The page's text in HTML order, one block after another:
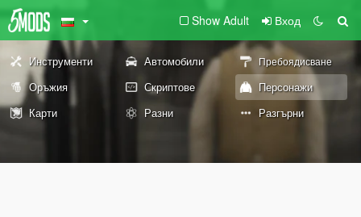
Show Adult Вход
Инструменти Автомобили Пребоядисване
Оръжия Скриптове
Персонажи
Карти
Разни Разгърни